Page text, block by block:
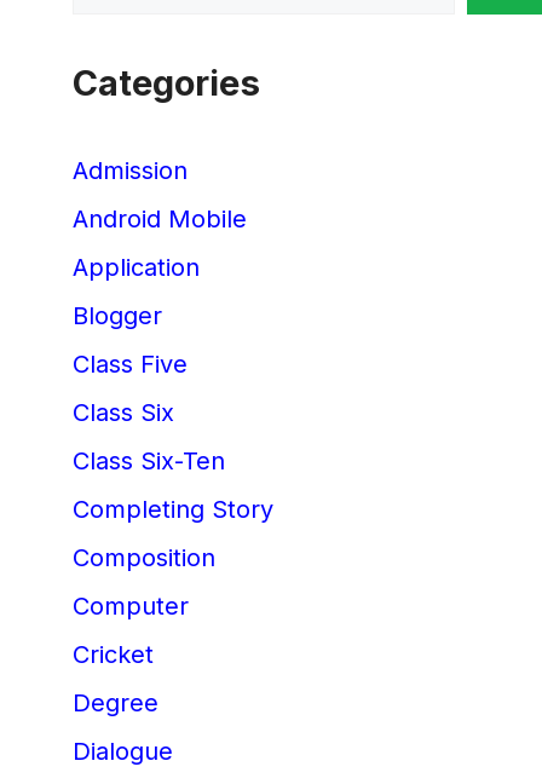
Categories
Admission
Android Mobile
Application
Blogger
Class Five
Class Six
Class Six-Ten
Completing Story
Composition
Computer
Cricket
Degree
Dialogue